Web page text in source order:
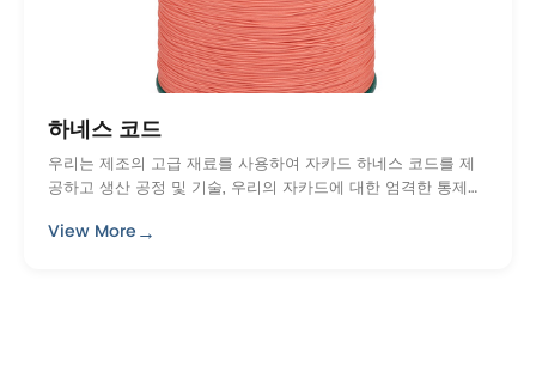
하네스 코드
우리는 제조의 고급 재료를 사용하여 자카드 하네스 코드를 제
공하고 생산 공정 및 기술, 우리의 자카드에 대한 엄격한 통제와
View More→